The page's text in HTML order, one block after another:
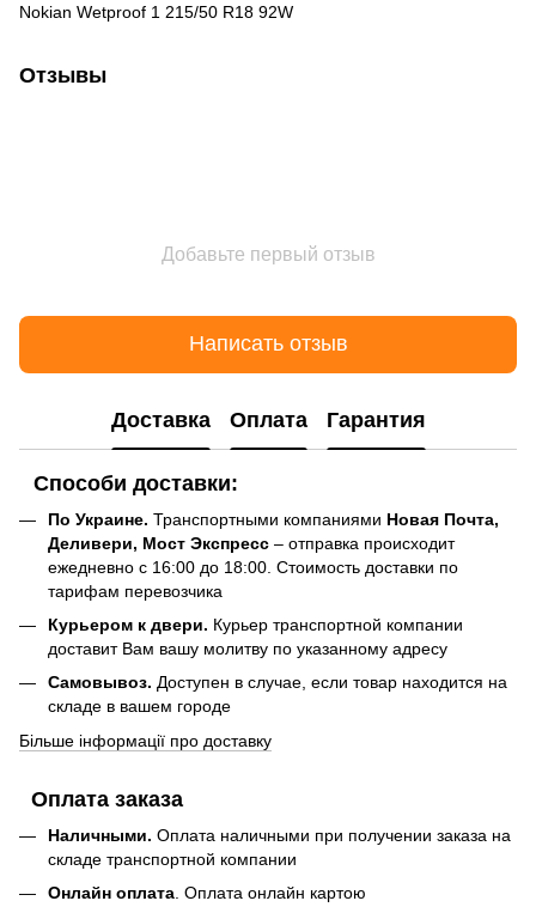
Nokian Wetproof 1 215/50 R18 92W
Отзывы
Добавьте первый отзыв
Написать отзыв
Доставка Оплата Гарантия
Способи доставки:
По Украине. Транспортными компаниями Новая Почта,
Деливери, Мост Экспресс – отправка происходит
ежедневно с 16:00 до 18:00. Стоимость доставки по
тарифам перевозчика
Курьером к двери. Курьер транспортной компании
доставит Вам вашу молитву по указанному адресу
Самовывоз. Доступен в случае, если товар находится на
складе в вашем городе
Більше інформації про доставку
Оплата заказа
Наличными. Оплата наличными при получении заказа на
складе транспортной компании
Онлайн оплата . Оплата онлайн картою